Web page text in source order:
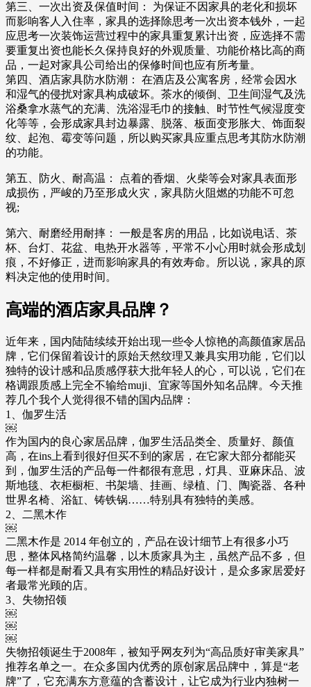
第三、一次出资及保值时间： 为保证不因家具的老化和损坏
而影响客人入住率，家具的选择除思考一次出资本钱外，一起
应思考一次装饰运营过程中的家具重复累计出资，应选择不需
要重复出资也能长久保持良好的外观质量、功能价格比高的商
品，一起对家具公司给出的保修时间也应有所考量。
第四、酒店家具防水防潮： 在酒店及公寓客房，经常会因水
和湿气的侵扰对家具构成破坏。茶水的倾倒、卫生间湿气及洗
浴桑拿水蒸气的充满、洗浴湿毛巾的接触、时节性气候湿度变
化等等，会形成家具封边暴露、脱落、板面变形胀大、饰面裂
纹、起泡、霉变等问题，所以购买家具应重点思考其防水防潮
的功能。
第五、防火、耐高温： 点着的香烟、火柴等会对家具表面形
成损伤，严峻的乃至形成火灾，家具防火阻燃的功能不可忽
视;
第六、耐磨经用耐摔： 一般是客房的用品，比如说电话、茶
杯、台灯、花盆、电热开水器等，平常不小心用时就会形成划
痕，不好修正，进而影响家具的有效寿命。所以说，家具的原
料决定他的使用时间。
高端的酒店家具品牌？
近年来，国内陆陆续续开始出现一些令人惊艳的高颜值家居品
牌，它们保留着设计的原始天然纹理又兼具实用功能，它们以
独特的设计感和品质感俘获大批年轻人的心，可以说，它们在
格调跟质感上完全不输给muji、宜家等国外知名品牌。今天推
荐几个我个人觉得很不错的国内品牌：
1、伽罗生活
￼
作为国内的良心家居品牌，伽罗生活品类全、质量好、颜值
高，在ins上看到很好但买不到的家居，在它家大部分都能买
到，伽罗生活的产品每一件都很有意思，灯具、亚麻床品、波
斯地毯、衣柜橱柜、书架墙、挂画、绿植、门、陶瓷器、各种
世界名椅、浴缸、铸铁锅……特别具有独特的美感。
2、二黑木作
￼
二黑木作是 2014 年创立的，产品在设计细节上有很多小巧
思，整体风格简约温馨，以木质家具为主，虽然产品不多，但
每一样都是耐看又具有实用性的精品好设计，是众多家居爱好
者最常光顾的店。
3、失物招领
￼
￼
￼
失物招领诞生于2008年，被知乎网友列为“高品质好审美家具”
推荐名单之一。在众多国内优秀的原创家居品牌中，算是“老
牌”了，它充满东方意蕴的含蓄设计，让它成为行业内独树一